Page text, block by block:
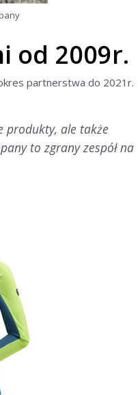
od 2009r.
partnerstwa do 2021r.
produkty, ale także
to zgrany zespół na